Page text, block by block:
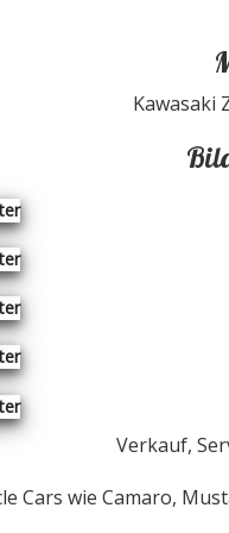
Kawasaki
Verkauf,
Cars wie Camaro,